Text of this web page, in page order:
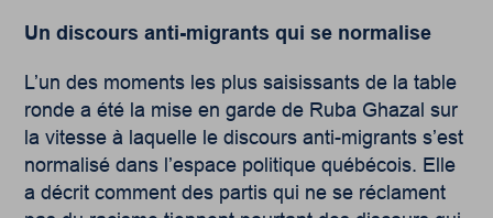
Un discours anti-migrants qui se normalise
L’un des moments les plus saisissants de la table
ronde a été la mise en garde de Ruba Ghazal sur
la vitesse à laquelle le discours anti-migrants s’est
normalisé dans l’espace politique québécois. Elle
a décrit comment des partis qui ne se réclament